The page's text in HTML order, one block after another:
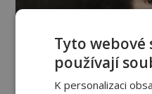
Tyto webové
používají
K personalizaci